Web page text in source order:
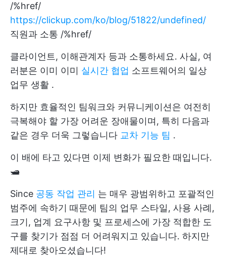
/%href/
https://clickup.com/ko/blog/51822/undefined/
직원과 소통 /%href/
클라이언트, 이해관계자 등과 소통하세요. 사실, 여
러분은 이미 이미 실시간 협업 소프트웨어의 일상
업무 생활 .
하지만 효율적인 팀워크와 커뮤니케이션은 여전히
극복해야 할 가장 어려운 장애물이며, 특히 다음과
같은 경우 더욱 그렇습니다 교차 기능 팀 .
이 배에 타고 있다면 이제 변화가 필요한 때입니다.
🛥
Since 공동 작업 관리 는 매우 광범위하고 포괄적인
범주에 속하기 때문에 팀의 업무 스타일, 사용 사례,
크기, 업계 요구사항 및 프로세스에 가장 적합한 도
구를 찾기가 점점 더 어려워지고 있습니다. 하지만
제대로 찾아오셨습니다!